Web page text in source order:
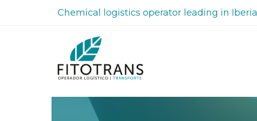
Chemical logistics operator leading in Iberia